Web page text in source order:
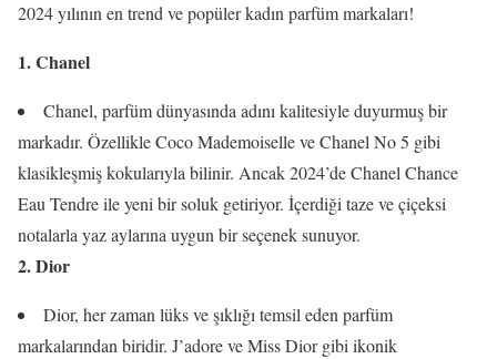
2024 yılının en trend ve popüler kadın parfüm markaları!
1. Chanel
Chanel, parfüm dünyasında adını kalitesiyle duyurmuş bir
markadır. Özellikle Coco Mademoiselle ve Chanel No 5 gibi
klasikleşmiş kokularıyla bilinir. Ancak 2024’de Chanel Chance
Eau Tendre ile yeni bir soluk getiriyor. İçerdiği taze ve çiçeksi
notalarla yaz aylarına uygun bir seçenek sunuyor.
2. Dior
Dior, her zaman lüks ve şıklığı temsil eden parfüm
markalarından biridir. J’adore ve Miss Dior gibi ikonik